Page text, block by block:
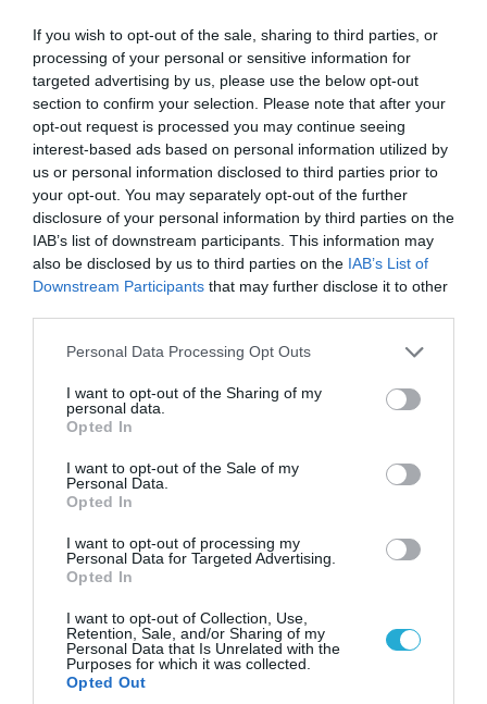
If you wish to opt-out of the sale, sharing to third parties, or
processing of your personal or sensitive information for
targeted advertising by us, please use the below opt-out
section to confirm your selection. Please note that after your
opt-out request is processed you may continue seeing
interest-based ads based on personal information utilized by
us or personal information disclosed to third parties prior to
your opt-out. You may separately opt-out of the further
disclosure of your personal information by third parties on the
IAB’s list of downstream participants. This information may
also be disclosed by us to third parties on the IAB’s List of
Downstream Participants that may further disclose it to other
Please note that this website/app uses one or more Google
not limited to your visit or usage behaviour. You may click to
grant or deny consent to Google and its third-party tags to
use your data for below specified purposes in below Google
consent section.
Personal Data Processing Opt Outs
I want to opt-out of the Sharing of my
personal data.
Opted In
I want to opt-out of the Sale of my
Personal Data.
Opted In
I want to opt-out of processing my
Personal Data for Targeted Advertising.
Opted In
I want to opt-out of Collection, Use,
Retention, Sale, and/or Sharing of my
Personal Data that Is Unrelated with the
Purposes for which it was collected.
Opted Out
08.08.2026 | 12:02
Ιράν: Δημοσίευσε φωτογραφίες
αμερικανικών και ισραηλινών αεροσκαφών &
drones που καταρρίφθηκαν
08.08.2026 | 13:02
Βίντεο: Ρωσική βόμβα FAB-3000 «εξαφανίζει
από τον χάρτη» σημείο διέλευσης των
ουκρανικών δυνάμεων στην Ζαπορίζια